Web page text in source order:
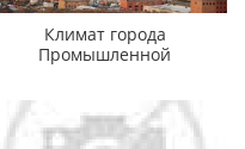
Климат города
Промышленной